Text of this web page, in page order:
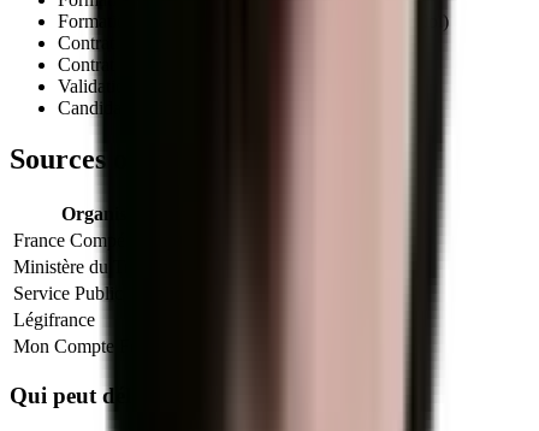
Formation continue (salariés, demandeurs d'emploi)
Contrat d'apprentissage
Contrat de professionnalisation
Validation des Acquis de l'Expérience (VAE)
Candidature libre auprès d'un centre habilité
Sources officielles et références
Organisme
France Compétences
Ministère du Travail
Service Public
Légifrance
Mon Compte Formation
Qui peut délivrer le titre